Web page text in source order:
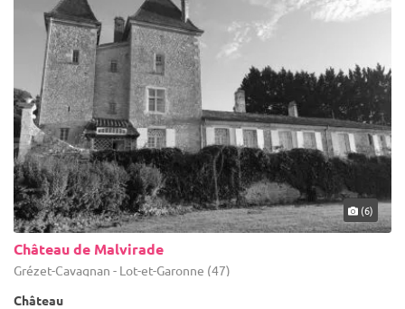
(6)
Château de Malvirade
Grézet-Cavagnan - Lot-et-Garonne (47)
Château